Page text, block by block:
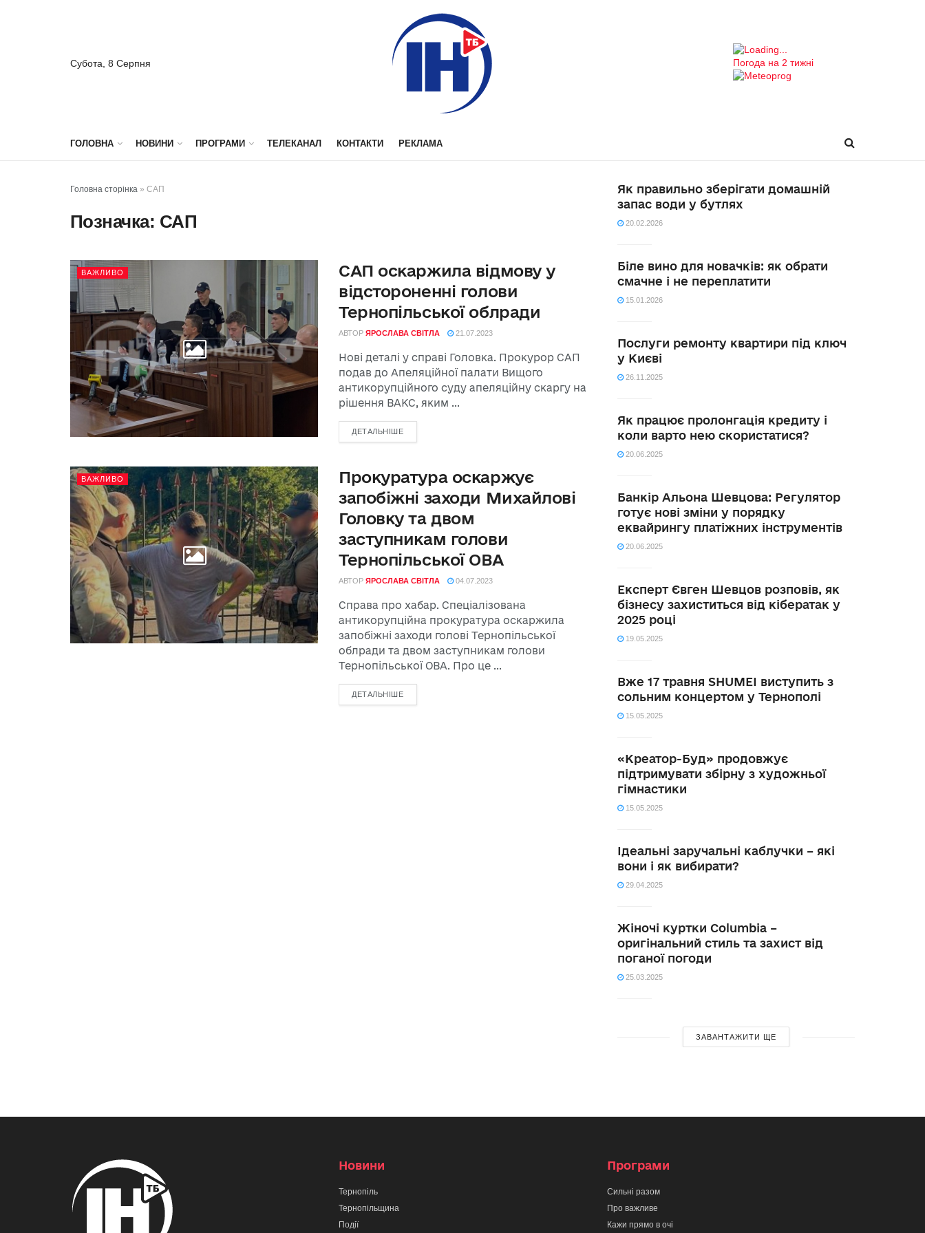
Субота, 8 Серпня Погода на 2 тижні
ГОЛОВНА НОВИНИ ПРОГРАМИ ТЕЛЕКАНАЛ КОНТАКТИ РЕКЛАМА
Головна сторінка » САП
Позначка: САП
ВАЖЛИВО
САП оскаржила відмову у
відстороненні голови
Тернопільської облради
АВТОР ЯРОСЛАВА СВІТЛА 21.07.2023
Нові деталі у справі Головка. Прокурор САП
подав до Апеляційної палати Вищого
антикорупційного суду апеляційну скаргу на
рішення ВАКС, яким ...
ДЕТАЛЬНІШЕ
ВАЖЛИВО
Прокуратура оскаржує
запобіжні заходи Михайлові
Головку та двом
заступникам голови
Тернопільської ОВА
АВТОР ЯРОСЛАВА СВІТЛА 04.07.2023
Справа про хабар. Спеціалізована
антикорупційна прокуратура оскаржила
запобіжні заходи голові Тернопільської
облради та двом заступникам голови
Тернопільської ОВА. Про це ...
ДЕТАЛЬНІШЕ
Як правильно зберігати домашній
запас води у бутлях
20.02.2026
Біле вино для новачків: як обрати
смачне і не переплатити
15.01.2026
Послуги ремонту квартири під ключ
у Києві
26.11.2025
Як працює пролонгація кредиту і
коли варто нею скористатися?
20.06.2025
Банкір Альона Шевцова: Регулятор
готує нові зміни у порядку
еквайрингу платіжних інструментів
20.06.2025
Експерт Євген Шевцов розповів, як
бізнесу захиститься від кібератак у
2025 році
19.05.2025
Вже 17 травня SHUMEI виступить з
сольним концертом у Тернополі
15.05.2025
«Креатор-Буд» продовжує
підтримувати збірну з художньої
гімнастики
15.05.2025
Ідеальні заручальні каблучки – які
вони і як вибирати?
29.04.2025
Жіночі куртки Columbia –
оригінальний стиль та захист від
поганої погоди
25.03.2025
ЗАВАНТАЖИТИ ЩЕ
Новини
Тернопіль
Тернопільщина
Події
Програми
Сильні разом
Про важливе
Кажи прямо в очі